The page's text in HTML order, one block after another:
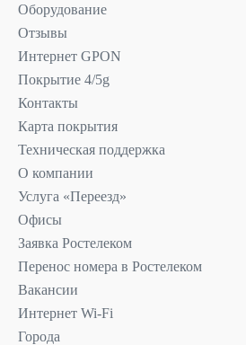
Оборудование
Отзывы
Интернет GPON
Покрытие 4/5g
Контакты
Карта покрытия
Техническая поддержка
О компании
Услуга «Переезд»
Офисы
Заявка Ростелеком
Перенос номера в Ростелеком
Вакансии
Интернет Wi-Fi
Города